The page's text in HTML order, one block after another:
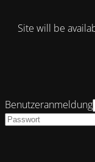
Site will be
Benutzeranmeldung